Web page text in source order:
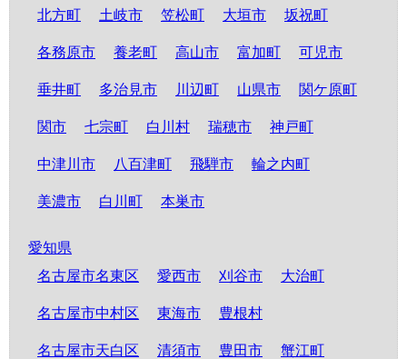
北方町 土岐市 笠松町 大垣市 坂祝町
各務原市 養老町 高山市 富加町 可児市
垂井町 多治見市 川辺町 山県市 関ケ原町
関市 七宗町 白川村 瑞穂市 神戸町
中津川市 八百津町 飛騨市 輪之内町
美濃市 白川町 本巣市
愛知県
名古屋市名東区
愛西市 刈谷市 大治町
名古屋市中村区 東海市 豊根村
名古屋市天白区 清須市 豊田市 蟹江町